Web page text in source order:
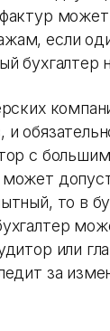
если
бухгалтер
с
может
то в
или
за